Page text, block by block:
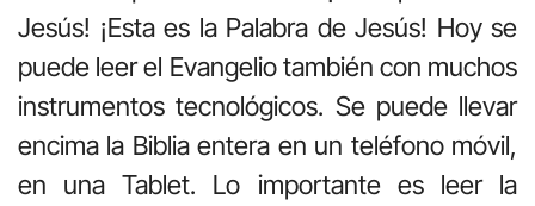
Jesús! ¡Esta es la Palabra de Jesús! Hoy se
puede leer el Evangelio también con muchos
instrumentos tecnológicos. Se puede llevar
encima la Biblia entera en un teléfono móvil,
en una Tablet. Lo importante es leer la